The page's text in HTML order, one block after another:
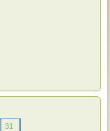
31